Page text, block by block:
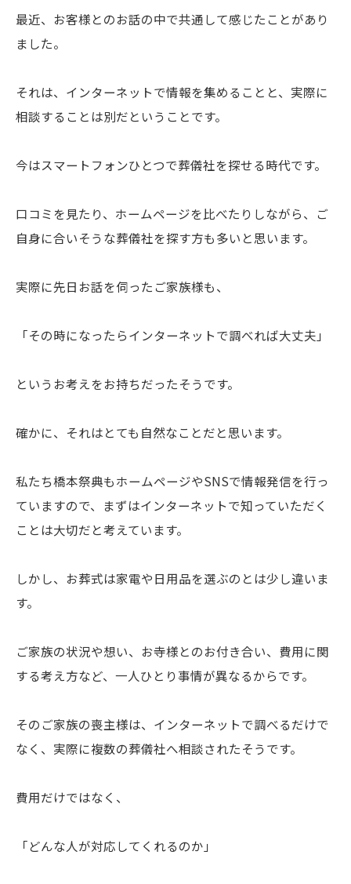
最近、お客様とのお話の中で共通して感じたことがあり
ました。
それは、インターネットで情報を集めることと、実際に
相談することは別だということです。
今はスマートフォンひとつで葬儀社を探せる時代です。
口コミを見たり、ホームページを比べたりしながら、ご
自身に合いそうな葬儀社を探す方も多いと思います。
実際に先日お話を伺ったご家族様も、
「その時になったらインターネットで調べれば大丈夫」
というお考えをお持ちだったそうです。
確かに、それはとても自然なことだと思います。
私たち橋本祭典もホームページやSNSで情報発信を行っ
ていますので、まずはインターネットで知っていただく
ことは大切だと考えています。
しかし、お葬式は家電や日用品を選ぶのとは少し違いま
す。
ご家族の状況や想い、お寺様とのお付き合い、費用に関
する考え方など、一人ひとり事情が異なるからです。
そのご家族の喪主様は、インターネットで調べるだけで
なく、実際に複数の葬儀社へ相談されたそうです。
費用だけではなく、
「どんな人が対応してくれるのか」